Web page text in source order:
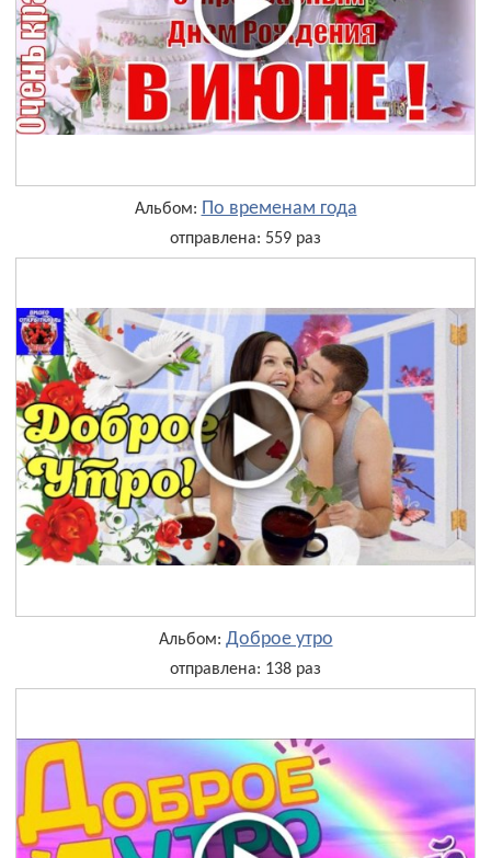
Альбом: По временам года
отправлена: 559 раз
Альбом: Доброе утро
отправлена: 138 раз